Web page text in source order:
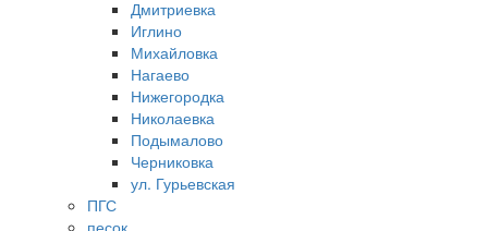
Дмитриевка
Иглино
Михайловка
Нагаево
Нижегородка
Николаевка
Подымалово
Черниковка
ул. Гурьевская
ПГС
песок